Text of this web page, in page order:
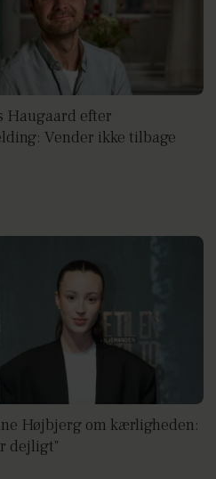
Haugaard efter
Vender ikke tilbage
Højbjerg om kærligheden:
dejligt"